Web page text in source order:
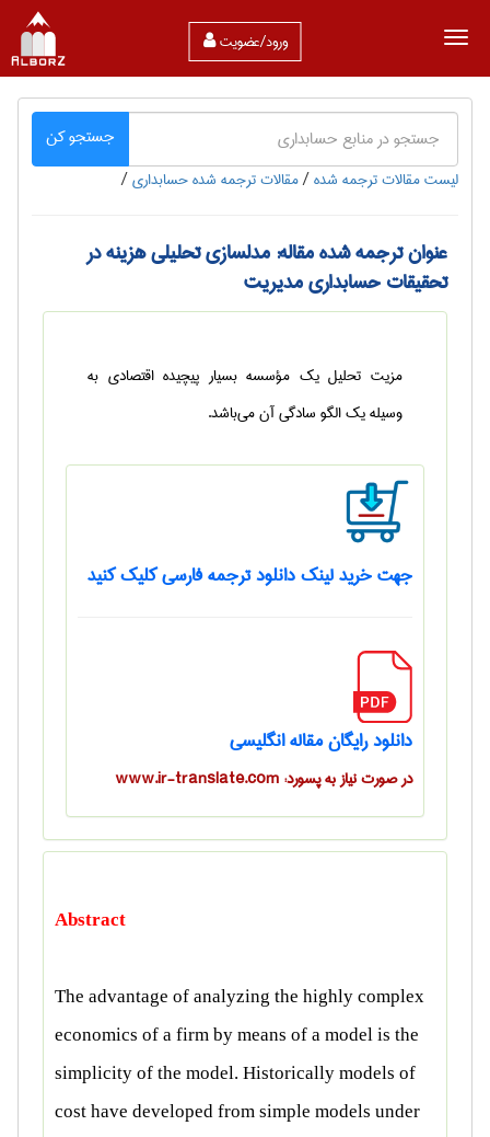
ورود/عضویت
جستجو کن
لیست مقالات ترجمه شده/مقالات ترجمه شده حسابداری/
عنوان ترجمه شده مقاله: مدلسازي تحليلي هزينه در
تحقيقات حسابداري مديريت
مزيت تحليل يك مؤسسه بسيار پيچيده اقتصادي به
وسيله يك الگو سادگي آن مي‌باشد.
جهت خرید لینک دانلود ترجمه فارسی کلیک کنید
دانلود رایگان مقاله انگلیسی
در صورت نیاز به پسورد: www.ir-translate.com
Abstract
The advantage of analyzing the highly complex
economics of a firm by means of a model is the
simplicity of the model. Historically models of
cost have developed from simple models under